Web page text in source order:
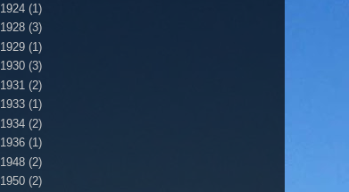
1924 (1)
1928 (3)
1929 (1)
1930 (3)
1931 (2)
1933 (1)
1934 (2)
1936 (1)
1948 (2)
1950 (2)